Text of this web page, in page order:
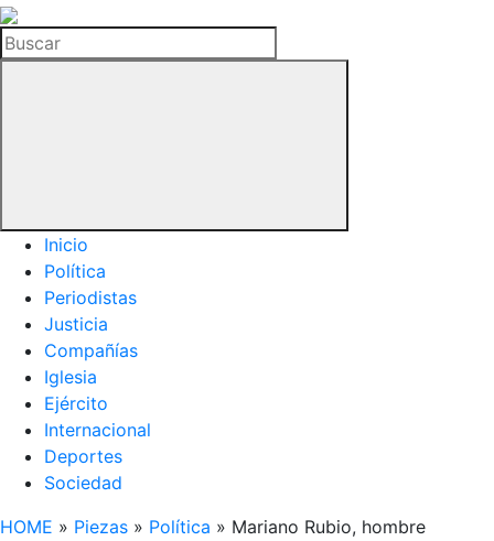
La
Hemeroteca
del
Buscar
Inicio
Política
Periodistas
Justicia
Compañías
Iglesia
Ejército
Internacional
Deportes
Sociedad
HOME » Piezas » Política » Mariano Rubio, hombre